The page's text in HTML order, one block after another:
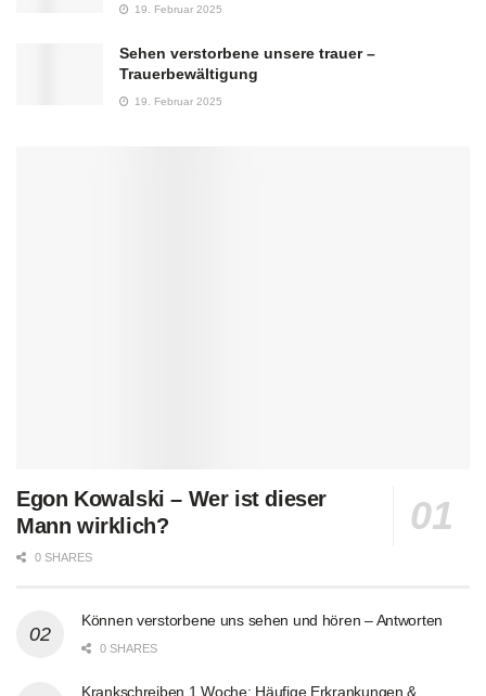
19. Februar 2025
Sehen verstorbene unsere trauer –
Trauerbewältigung
19. Februar 2025
Egon Kowalski – Wer ist dieser
Mann wirklich?
0 SHARES
Können verstorbene uns sehen und hören – Antworten
0 SHARES
Krankschreiben 1 Woche: Häufige Erkrankungen &